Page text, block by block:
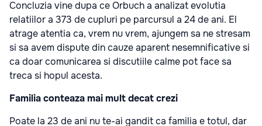
Concluzia vine dupa ce Orbuch a analizat evolutia
relatiilor a 373 de cupluri pe parcursul a 24 de ani. El
atrage atentia ca, vrem nu vrem, ajungem sa ne stresam
si sa avem dispute din cauze aparent nesemnificative si
ca doar comunicarea si discutiile calme pot face sa
treca si hopul acesta.
Familia conteaza mai mult decat crezi
Poate la 23 de ani nu te-ai gandit ca familia e totul, dar